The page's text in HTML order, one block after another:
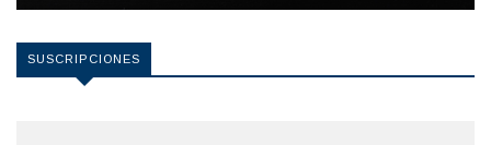
SUSCRIPCIONES